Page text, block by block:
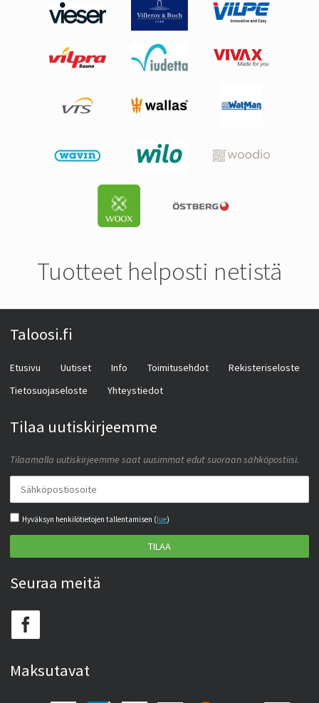
Tuotteet helposti netistä
Taloosi.fi
Etusivu Uutiset Info Toimitusehdot
Rekisteriseloste
Tietosuojaseloste
Yhteystiedot
Tilaa uutiskirjeemme
Tilaamalla uutiskirjeemme saat uusimmat edut suoraan sähköpostiisi.
Hyväksyn henkilötietojen tallentamisen (lue)
TILAA
Seuraa meitä
Maksutavat